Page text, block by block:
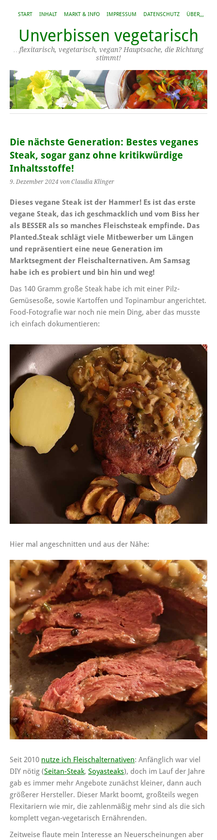
START INHALT MARKT & INFO IMPRESSUM DATENSCHUTZ ÜBER,,,
Unverbissen vegetarisch
…flexitarisch, vegetarisch, vegan? Hauptsache, die Richtung
stimmt!
Die nächste Generation: Bestes veganes
Steak, sogar ganz ohne kritikwürdige
Inhaltsstoffe!
9. Dezember 2024 von Claudia Klinger
Dieses vegane Steak ist der Hammer! Es ist das erste
vegane Steak, das ich geschmacklich und vom Biss her
als BESSER als so manches Fleischsteak empfinde. Das
Planted.Steak schlägt viele Mitbewerber um Längen
und repräsentiert eine neue Generation im
Marktsegment der Fleischalternativen. Am Samsag
habe ich es probiert und bin hin und weg!
Das 140 Gramm große Steak habe ich mit einer Pilz-
Gemüsesoße, sowie Kartoffen und Topinambur angerichtet.
Food-Fotografie war noch nie mein Ding, aber das musste
ich einfach dokumentieren:
Hier mal angeschnitten und aus der Nähe:
Seit 2010 nutze ich Fleischalternativen: Anfänglich war viel
DIY nötig (Seitan-Steak, Soyasteaks), doch im Lauf der Jahre
gab es immer mehr Angebote zunächst kleiner, dann auch
größerer Hersteller. Dieser Markt boomt, großteils wegen
Flexitariern wie mir, die zahlenmäßig mehr sind als die sich
komplett vegan-vegetarisch Ernährenden.
Zeitweise flaute mein Interesse an Neuerscheinungen aber